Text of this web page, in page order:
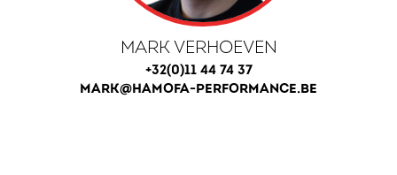
MARK VERHOEVEN
+32(0)11 44 74 37
MARK@HAMOFA-PERFORMANCE.BE